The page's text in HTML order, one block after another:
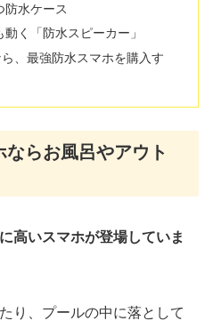
防水ケース
く「防水スピーカー」
、最強防水スマホを購入す
らお風呂やアウト
高いスマホが登場していま
り、プールの中に落として